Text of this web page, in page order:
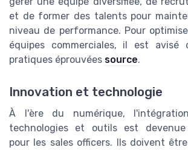
et de former des talents pour
niveau de performance. Pour
équipes commerciales, il est avisé
pratiques éprouvées source.
Innovation et technologie
À l'ère du numérique,
technologies et outils est devenue
pour les sales officers. Ils doivent